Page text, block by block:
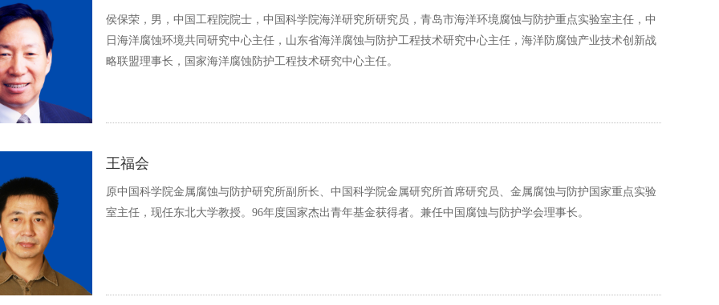
侯保荣，男，中国工程院院士，中国科学院海洋研究所研究员，青岛市海洋环境腐蚀与防护重点实验室主任，中
日海洋腐蚀环境共同研究中心主任，山东省海洋腐蚀与防护工程技术研究中心主任，海洋防腐蚀产业技术创新战
略联盟理事长，国家海洋腐蚀防护工程技术研究中心主任。
王福会
原中国科学院金属腐蚀与防护研究所副所长、中国科学院金属研究所首席研究员、金属腐蚀与防护国家重点实验
室主任，现任东北大学教授。96年度国家杰出青年基金获得者。兼任中国腐蚀与防护学会理事长。